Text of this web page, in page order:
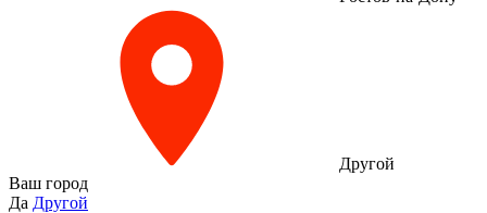
Другой
Ваш город
Да Другой